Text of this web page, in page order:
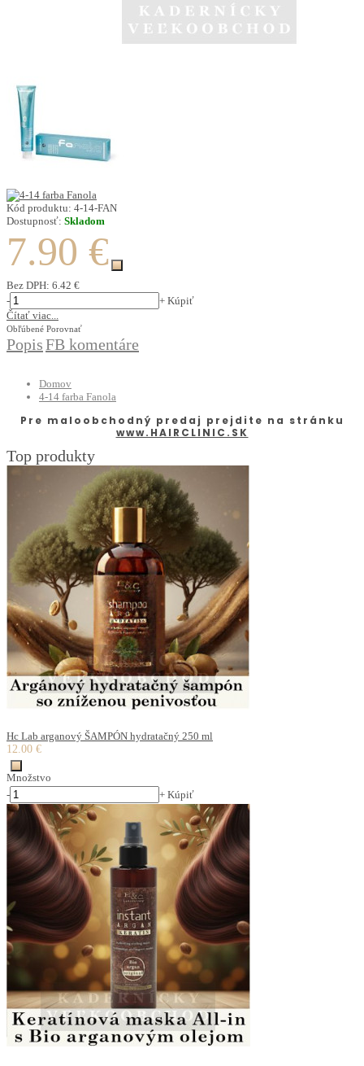
Kód produktu: 4-14-FAN
Dostupnosť: Skladom
7.90 €
Bez DPH: 6.42 €
-
+ Kúpiť
Čítať viac...
Obľúbené Porovnať
PopisFB komentáre
Domov
4-14 farba Fanola
Pre maloobchodný predaj prejdite na stránku
www.HAIRCLINIC.SK
Top produkty
Hc Lab arganový ŠAMPÓN hydratačný 250 ml
12.00 €
Množstvo
-
+ Kúpiť